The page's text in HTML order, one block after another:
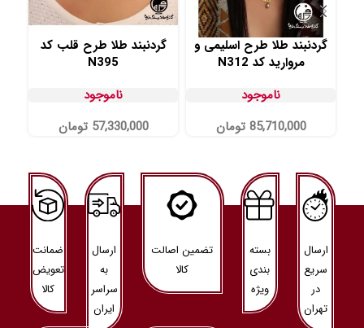
گردنبند طلا طرح اسلیمی و
مروارید کد N312
ناموجود
85,710,000 تومان
گردنبند طلا طرح قلب کد
N395
ناموجود
57,330,000 تومان
ارسال
سریع
در
تهران
بسته
بندی
ویژه
تضمین اصالت
کالا
ارسال
به
سراسر
ایران
ضمانت
تعویض
کالا